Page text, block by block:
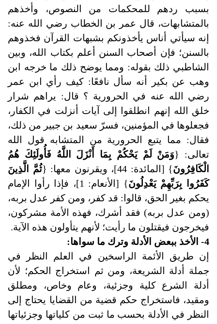
بسبب ردهم للمحكمات من النصوص، وأخذهم
بالمتشابهات، قال عمر بن الخطاب رضي الله عنه:
إنه سيأتي أناس يأخذونكم بشبهات القرآن فخذوهم
بالسنن؛ فإن أصحاب السنن أعلم بكتاب الله، وبين
الشاطبي ذلك بقوله: ومما يوضح ذلك ما خرجه ابن
وهب عن بكير أنه سأل نافعًا: كيف رأي ابن عمر
رضي الله عنه في الحرورية ؟ قال: يراهم شرار
خلق الله إنهم انطلقوا إلى آيات أنزلت في الكفار،
فجعلوها في المؤمنين، فسرّ سعيد بن جبير من ذلك،
فقال: مما يتبع الحرورية من المتشابه قول الله
تعالى: {وَمَنْ لَمْ يَحْكُمْ بِمَا أَنْزَلَ اللَّهُ فَأُولَئِكَ هُمُ
الْكَافِرُونَ} [المائدة: 44]، ويقرنون معها: {
ثُمَّ الَّذِينَ
كَفَرُوا بِرَبِّهِمْ يَعْدِلُونَ
} [الأنعام: 1]، فإذا رأوا الإمام
يحكم بغير الحق، قالوا: قد كفر، ومن كفر عدل بربه،
(ومن عدل بربه) فقد أشرك، فهذه الأمة مشركون،
فيخرجون فيقتلون ما رأيت؛ لأنهم يتأولون هذه الآية.
4- الأخذ ببعض الأدلة وترك ما سواها
:
إن طريق الأئمة الراسخين في العلم النظر في
جملة أدلة الشريعة، ومن ثم استخراج الحكم؛ لأن
أدلة الشرع كلية وجزئية، وعام وخاص، ومطلق
ومقيد، فاستخراج حكم قضية من القضايا يحتاج إلى
النظر في الأدلة بحسب ما ثبت من كلياتها وجزئياتها